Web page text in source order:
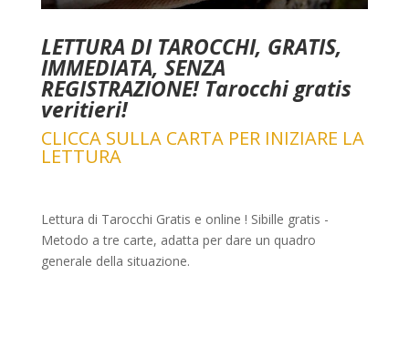
LETTURA DI TAROCCHI, GRATIS,
IMMEDIATA, SENZA
REGISTRAZIONE! Tarocchi gratis
veritieri!
CLICCA SULLA CARTA PER INIZIARE LA
LETTURA
Lettura di Tarocchi Gratis e online ! Sibille gratis -
Metodo a tre carte, adatta per dare un quadro
generale della situazione.